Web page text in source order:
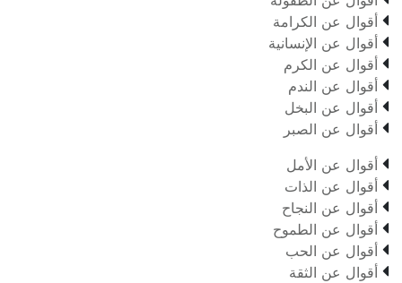
 أقوال عن الكرامة
 أقوال عن الإنسانية
 أقوال عن الكرم
 أقوال عن الندم
 أقوال عن البخل
 أقوال عن الصبر
 أقوال عن الأمل
 أقوال عن الذات
 أقوال عن النجاح
 أقوال عن الطموح
 أقوال عن الحب
 أقوال عن الثقة